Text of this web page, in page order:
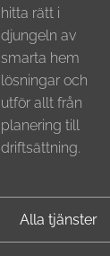
hitta rätt i
djungeln av
smarta hem
lösningar och
utför allt från
planering till
driftsättning.
Alla tjänster